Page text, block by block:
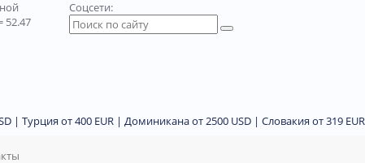
52.47
Соцсети:
| Турция от 400 EUR | Доминикана от 2500 USD | Словакия от 319 EUR